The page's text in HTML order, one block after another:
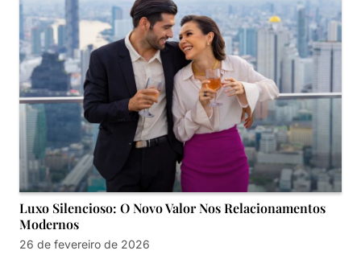
Luxo Silencioso: O Novo Valor Nos Relacionamentos
Modernos
26 de fevereiro de 2026